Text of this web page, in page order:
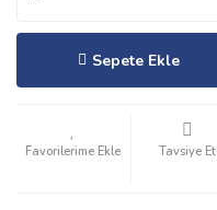
Sepete Ekle
Tavsiye Et